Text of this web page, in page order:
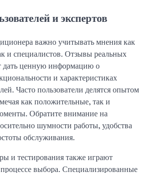
и экспертов
важно учитывать мнения как
и специалистов. Отзывы реальных
дать ценную информацию о
и характеристиках
Часто пользователи делятся опытом
как положительные, так и
Обратите внимание на
шумности работы, удобства
обслуживания.
и тестирования также играют
выбора. Специализированные